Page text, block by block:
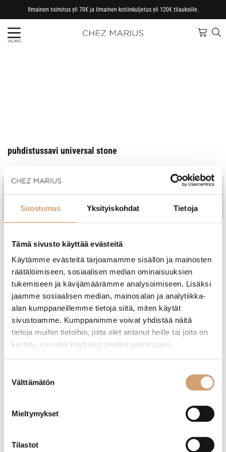
Suostumus Yksityiskohdat Tietoja
Tämä sivusto käyttää evästeitä
Käytämme evästeitä tarjoamamme sisällön ja mainosten
räätälöimiseen, sosiaalisen median ominaisuuksien
tukemiseen ja kävijämäärämme analysoimiseen. Lisäksi
jaamme sosiaalisen median, mainosalan ja analytiikka-
alan kumppaneillemme tietoja siitä, miten käytät
sivustoamme. Kumppanimme voivat yhdistää näitä
tietoja muihin tietoihin, joita olet antanut heille tai joita on
kerätty, kun olet käyttänyt heidän palvelujaan.
valinta
Välttämätön
Mieltymykset
Tilastot
Ilmainen toimitus yli 70€ ja ilmainen kotiinkuljetus yli 120€ tilauksille.
VALIKKO
puhdistussavi universal stone
Jo vuodesta 1997
Kotimainen perheyritys
varastosta
Etusivu/ Tuotteet avainsanalla “puhdistussavi universal stone”
Näytetään ainoa tulos
Universal Stone puhdistusaine 650g
22,00€